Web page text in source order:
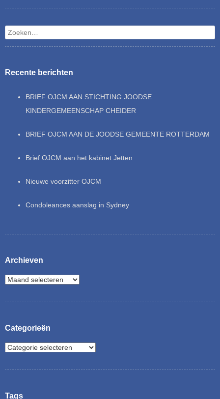
Zoeken
Recente berichten
BRIEF OJCM AAN STICHTING JOODSE
KINDERGEMEENSCHAP CHEIDER
BRIEF OJCM AAN DE JOODSE GEMEENTE ROTTERDAM
Brief OJCM aan het kabinet Jetten
Nieuwe voorzitter OJCM
Condoleances aanslag in Sydney
Archieven
Categorieën
Tags